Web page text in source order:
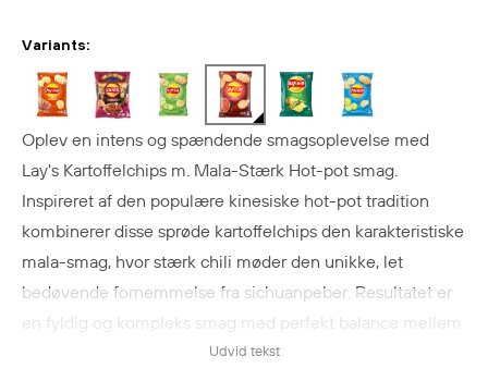
Variants:
Oplev en intens og spændende smagsoplevelse med
Lay's Kartoffelchips m. Mala-Stærk Hot-pot smag.
Inspireret af den populære kinesiske hot-pot tradition
kombinerer disse sprøde kartoffelchips den karakteristiske
mala-smag, hvor stærk chili møder den unikke, let
bedøvende fornemmelse fra sichuanpeber. Resultatet er
en fyldig og kompleks smag med perfekt balance mellem
krydret varme, aromatiske krydderier og en let prikkende
Udvid tekst